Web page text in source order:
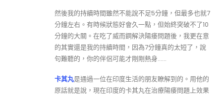
然後我的持續時間雖然不能說不足5分鐘，但最多也就7
分鐘左右。有時候狀態好會久一點，但始終突破不了10
分鐘的大關。在吃了威而鋼解決陽痿問題後，我更在意
的其實還是我的持續時間，因為7分鐘真的太短了，說
句難聽的，你的伴侶可能才剛剛熱身……
卡其丸是通過一位在印度生活的朋友瞭解到的。用他的
原話就是說，現在印度的卡其丸在治療陽痿問題上效果